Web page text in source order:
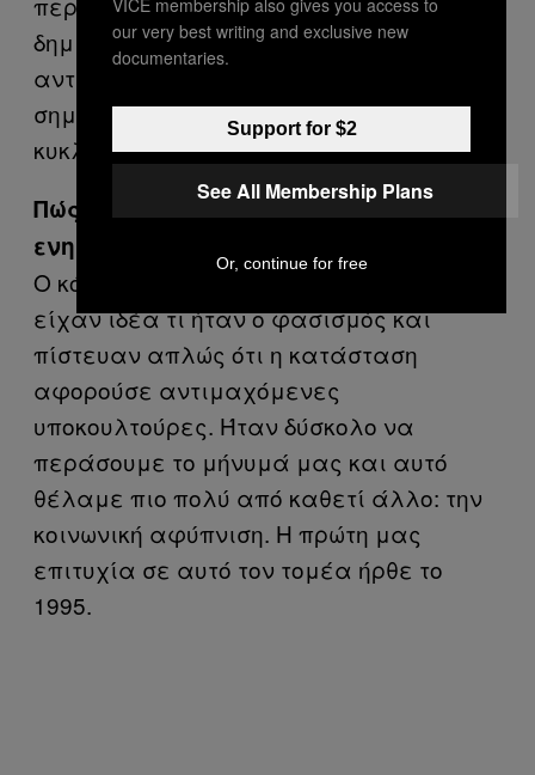
δημιουργία πολλών ακόμα
αντιφασιστικών ομάδων. Φτάσαμε σε
σημείο οι νεοναζί να φοβούνται να
κυκλοφορήσουν.
Πώς σας δεχόταν το κοινό και τα μέσα
ενημέρωσης τότε;
Ο κόσμος δεν το καταλάβαινε. Δεν
είχαν ιδέα τι ήταν ο φασισμός και
πίστευαν απλώς ότι η κατάσταση
αφορούσε αντιμαχόμενες
υποκουλτούρες. Ήταν δύσκολο να
περάσουμε το μήνυμά μας και αυτό
θέλαμε πιο πολύ από καθετί άλλο: την
κοινωνική αφύπνιση. Η πρώτη μας
επιτυχία σε αυτό τον τομέα ήρθε το
1995.
our very best writing and exclusive new
documentaries.
Support for $2
See All Membership Plans
Or, continue for free